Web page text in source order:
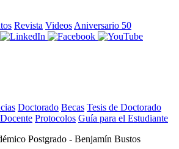
Revista Videos Aniversario 50
Doctorado Becas Tesis de Doctorado
Protocolos Guía para el Estudiante